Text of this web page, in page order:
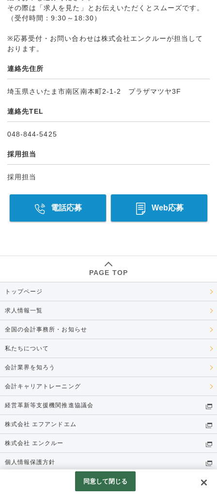
その際は「求人を見た」とお伝えいただくとスムーズです。
（受付時間：9:30～18:30）
※応募受付・お問い合わせは株式会社エンクルーが担当して
おります。
連絡先住所
埼玉県さいたま市南区南本町2-1-2 プラザマツヤ3F
連絡先TEL
048-844-5425
採用担当
採用担当
電話応募 Web応募
PAGE TOP
トップページ
求人情報一覧
全国の会計事務所・お知らせ
私たちについて
会計業界を知ろう
会計キャリアトレーニング
経営革新等支援機関推進協議会
株式会社 エフアンドエム
株式会社 エンクルー
個人情報保護方針
© 株式会社 エンクルー
同意して閉じる